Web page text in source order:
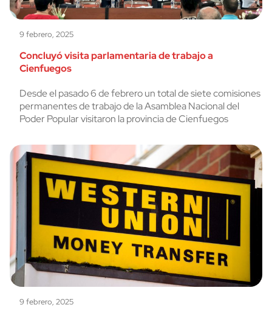
9 febrero, 2025
Concluyó visita parlamentaria de trabajo a
Cienfuegos
Desde el pasado 6 de febrero un total de siete comisiones
permanentes de trabajo de la Asamblea Nacional del
Poder Popular visitaron la provincia de Cienfuegos
9 febrero, 2025